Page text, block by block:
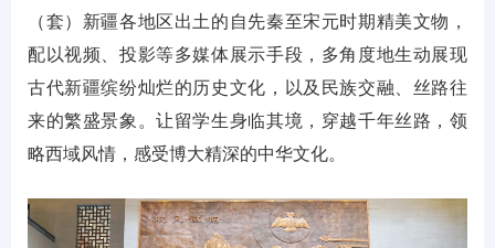
（套）新疆各地区出土的自先秦至宋元时期精美文物，
配以视频、投影等多媒体展示手段，多角度地生动展现
古代新疆缤纷灿烂的历史文化，以及民族交融、丝路往
来的繁盛景象。让留学生身临其境，穿越千年丝路，领
略西域风情，感受博大精深的中华文化。